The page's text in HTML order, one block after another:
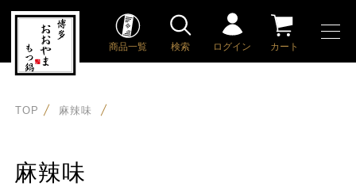
商品一覧 検索 ログイン カート
TOP 麻辣味
麻辣味